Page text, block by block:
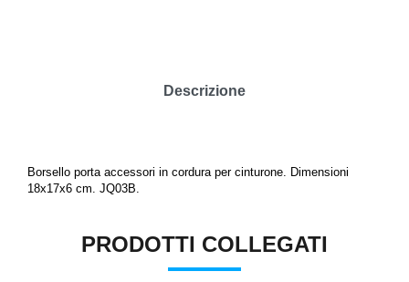
Descrizione
Borsello porta accessori in cordura per cinturone. Dimensioni
18x17x6 cm. JQ03B.
PRODOTTI COLLEGATI